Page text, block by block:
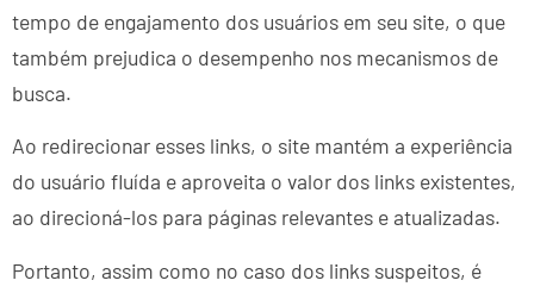
tempo de engajamento dos usuários em seu site, o que
também prejudica o desempenho nos mecanismos de
busca.
Ao redirecionar esses links, o site mantém a experiência
do usuário fluída e aproveita o valor dos links existentes,
ao direcioná-los para páginas relevantes e atualizadas.
Portanto, assim como no caso dos links suspeitos, é